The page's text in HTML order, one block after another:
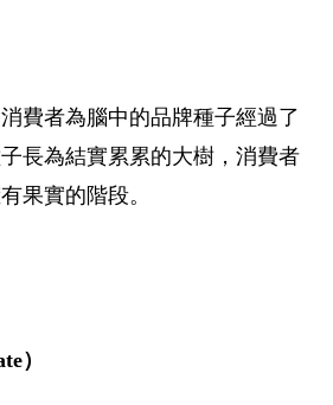
費者為腦中的品牌種子經過了
長為結實累累的大樹，消費者
果實的階段。
）